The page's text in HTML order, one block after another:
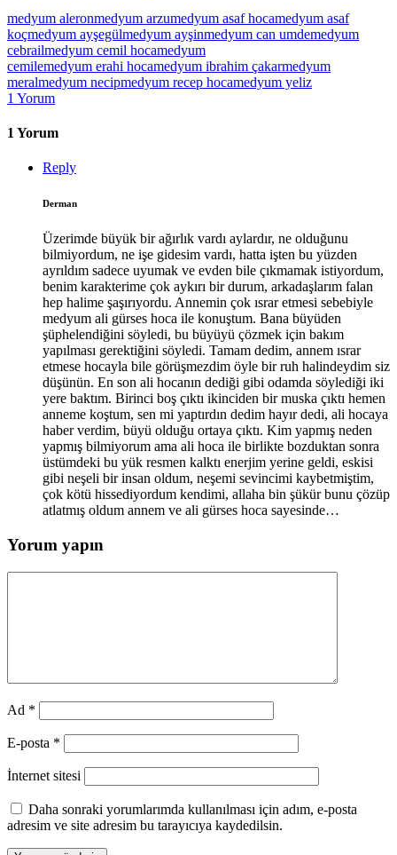
medyum aleronmedyum arzumedyum asaf hocamedyum asaf
koçmedyum ayşegülmedyum ayşinmedyum can umdemedyum
cebrailmedyum cemil hocamedyum
cemilemedyum erahi hocamedyum ibrahim çakarmedyum
meralmedyum necipmedyum recep hocamedyum yeliz
1 Yorum
1 Yorum
Reply
Derman
Üzerimde büyük bir ağırlık vardı aylardır, ne olduğunu
bilmiyordum, ne işe gidesim vardı, hatta işten bu yüzden
ayrıldım sadece uyumak ve evden bile çıkmamak istiyordum,
benim karakterime çok aykırı bir durum, arkadaşlarım falan
hep halime şaşırıyordu. Annemin çok ısrar etmesi sebebiyle
medyum ali gürses hoca ile konuştum. Bana büyüden
şüphelendiğini söyledi, bu büyüyü çözmek için bakım
yapılması gerektiğini söyledi. Tamam dedim, annem ısrar
etmese hocayla bile görüşmezdim öyle bir ruh halindeydim siz
düşünün. En son ali hocanın dediği gibi odamda söylediği iki
yere baktım. Birinci boş çıktı ikinciden bir muska çıktı hemen
anneme koştum, sen mi yaptırdın dedim hayır dedi, ali hocaya
haber verdim, büyü olduğu ortaya çıktı. Kim yapmış neden
yapmış bilmiyorum ama ali hoca ile birlikte bozduktan sonra
üstümdeki bu yük resmen kalktı enerjim yerine geldi, eskisi
gibi neşeli bir insan oldum, neşemi sevincimi kaybetmiştim,
çok kötü hissediyordum kendimi, allaha bin şükür bunu çözüp
atlatmış oldum annem ve ali gürses hoca sayesinde…
Yorum yapın
Ad *
E-posta *
İnternet sitesi
Daha sonraki yorumlarımda kullanılması için adım, e-posta
adresim ve site adresim bu tarayıcıya kaydedilsin.